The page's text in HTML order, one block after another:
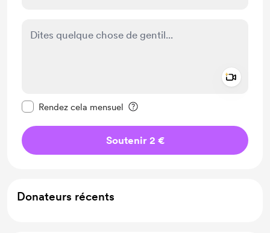
Rendez cela mensuel
Soutenir 2 €
Donateurs récents